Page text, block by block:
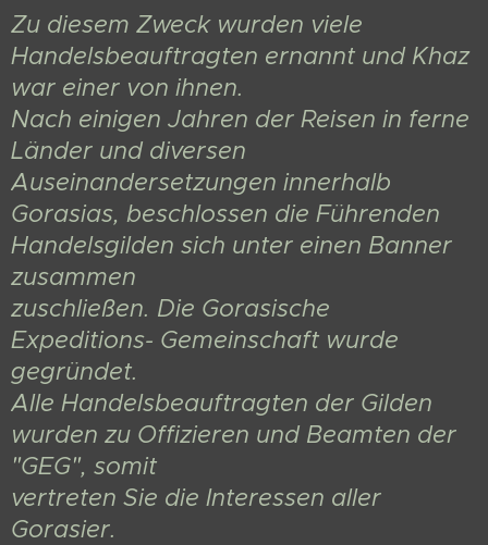
Zu diesem Zweck wurden viele
Handelsbeauftragten ernannt und Khaz
war einer von ihnen.
Nach einigen Jahren der Reisen in ferne
Länder und diversen
Auseinandersetzungen innerhalb
Gorasias, beschlossen die Führenden
Handelsgilden sich unter einen Banner
zusammen
zuschließen. Die Gorasische
Expeditions- Gemeinschaft wurde
gegründet.
Alle Handelsbeauftragten der Gilden
wurden zu Offizieren und Beamten der
"GEG", somit
vertreten Sie die Interessen aller
Gorasier.